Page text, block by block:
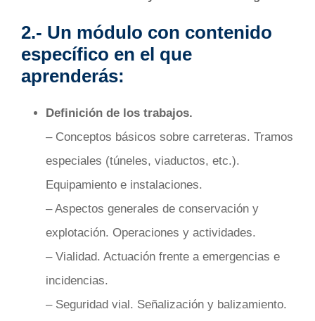
2.- Un módulo con contenido
específico en el que
aprenderás:
Definición de los trabajos.
– Conceptos básicos sobre carreteras. Tramos
especiales (túneles, viaductos, etc.).
Equipamiento e instalaciones.
– Aspectos generales de conservación y
explotación. Operaciones y actividades.
– Vialidad. Actuación frente a emergencias e
incidencias.
– Seguridad vial. Señalización y balizamiento.